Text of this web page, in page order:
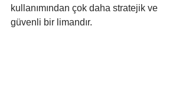
kullanımından çok daha stratejik ve
güvenli bir limandır.